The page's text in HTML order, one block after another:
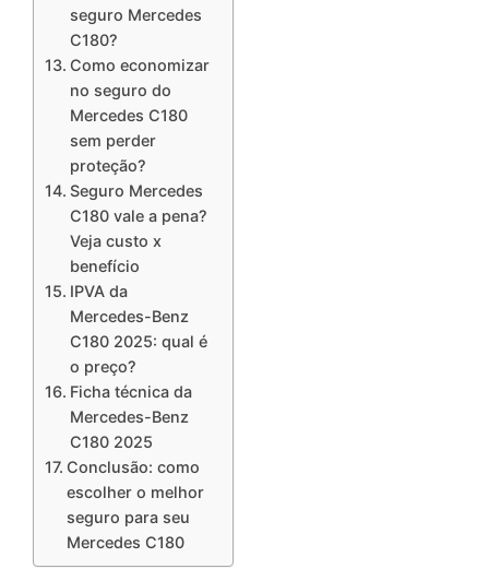
seguro Mercedes
C180?
Como economizar
no seguro do
Mercedes C180
sem perder
proteção?
Seguro Mercedes
C180 vale a pena?
Veja custo x
benefício
IPVA da
Mercedes-Benz
C180 2025: qual é
o preço?
Ficha técnica da
Mercedes-Benz
C180 2025
Conclusão: como
escolher o melhor
seguro para seu
Mercedes C180